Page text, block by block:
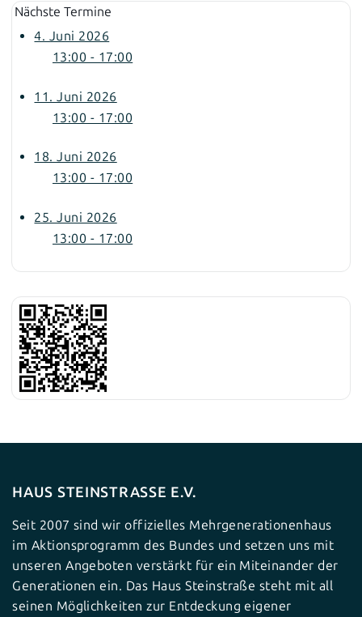
Nächste Termine
4. Juni 2026
13:00 - 17:00
11. Juni 2026
13:00 - 17:00
18. Juni 2026
13:00 - 17:00
25. Juni 2026
13:00 - 17:00
HAUS STEINSTRASSE E.V.
Seit 2007 sind wir offizielles Mehrgenerationenhaus
im Aktionsprogramm des Bundes und setzen uns mit
unseren Angeboten verstärkt für ein Miteinander der
Generationen ein. Das Haus Steinstraße steht mit all
seinen Möglichkeiten zur Entdeckung eigener